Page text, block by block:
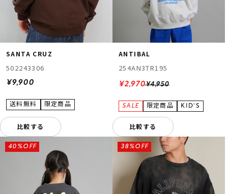
SANTA CRUZ
502243306
¥9,900
比較する
ANTIBAL
254AN3TR195
¥4,950
¥2,970
比較する
40%OFF 38%OFF